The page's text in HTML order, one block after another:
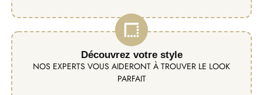
Découvrez votre style
NOS EXPERTS VOUS AIDERONT À TROUVER LE LOOK
PARFAIT